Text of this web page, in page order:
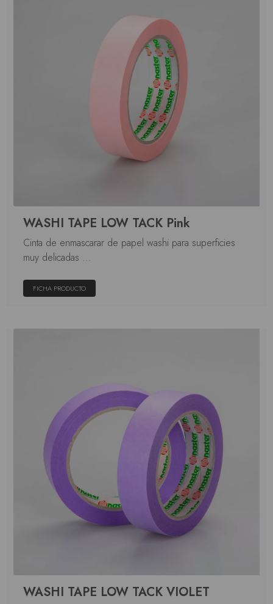
WASHI TAPE LOW TACK Pink
Cinta de enmascarar de papel washi para superficies
muy delicadas ...
FICHA PRODUCTO
WASHI TAPE LOW TACK VIOLET